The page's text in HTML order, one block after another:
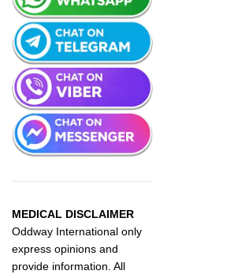
MEDICAL DISCLAIMER
Oddway International only
express opinions and
provide information. All